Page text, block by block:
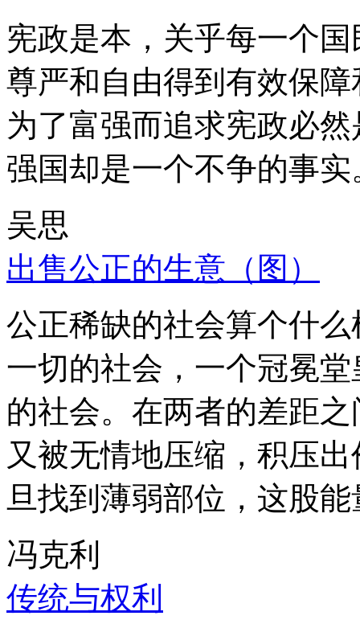
宪政是本，关乎每一个
尊严和自由得到有效保
为了富强而追求宪政必
强国却是一个不争的事实
吴思
出售公正的生意（图）
公正稀缺的社会算个什
一切的社会，一个冠冕
的社会。在两者的差距
又被无情地压缩，积压
旦找到薄弱部位，这股
冯克利
传统与权利